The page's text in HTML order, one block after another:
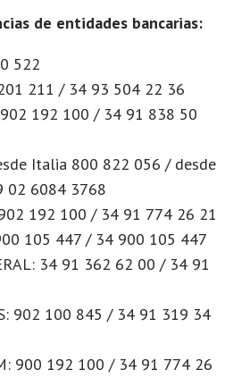
de entidades bancarias:
522
211 / 34 93 504 22 36
902 192 100 / 34 91 838 50
Italia 800 822 056 / desde
02 6084 3768
902 192 100 / 34 91 774 26 21
105 447 / 34 900 105 447
34 91 362 62 00 / 34 91
902 100 845 / 34 91 319 34
900 192 100 / 34 91 774 26